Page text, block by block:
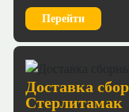
Перейти
Доставка
Стерлитамак